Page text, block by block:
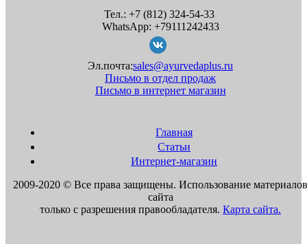
Предложения по закупкам
Прогнозы астролога
Миссия Движения
Миссия Компании
Фото
История
Документация
Другое
Магазин розничной торговли
Тел.: +7 (812) 324-54-33
WhatsApp: +79111242433
Эл.почта:sales@ayurvedaplus.ru
Письмо в отдел продаж
Письмо в интернет магазин
Главная
Статьи
Интернет-магазин
2009-2020 © Все права защищены. Использование материалов
сайта
только с разрешения правообладателя. Карта сайта.